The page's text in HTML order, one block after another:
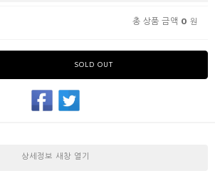
총 상품 금액 0 원
SOLD OUT
상세정보 새창 열기